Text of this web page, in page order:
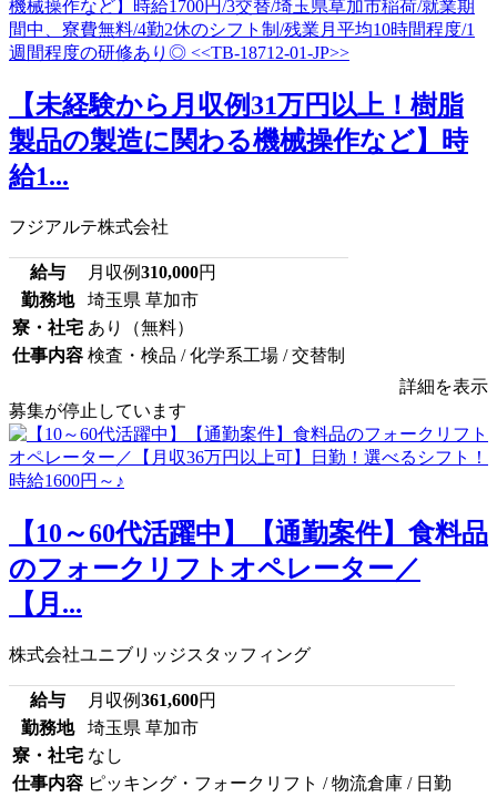
【未経験から月収例31万円以上！樹脂
製品の製造に関わる機械操作など】時
給1...
フジアルテ株式会社
給与 月収例310,000円
勤務地
埼玉県 草加市
寮・社宅 あり（無料）
仕事内容 検査・検品 / 化学系工場 / 交替制
詳細を表示
募集が停止しています
【10～60代活躍中】【通勤案件】食料品
のフォークリフトオペレーター／
【月...
株式会社ユニブリッジスタッフィング
給与 月収例361,600円
勤務地
埼玉県 草加市
寮・社宅 なし
仕事内容 ピッキング・フォークリフト / 物流倉庫 / 日勤